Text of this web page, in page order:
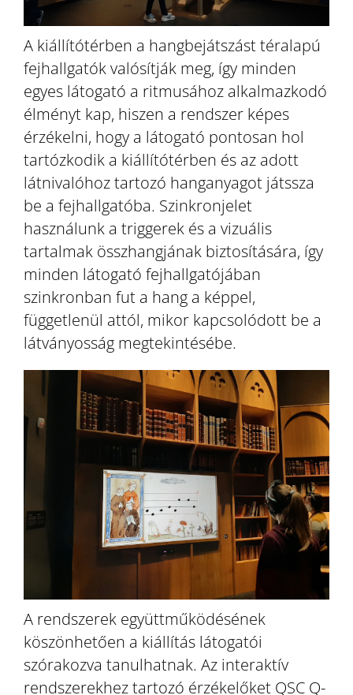
A kiállítótérben a hangbejátszást téralapú
fejhallgatók valósítják meg, így minden
egyes látogató a ritmusához alkalmazkodó
élményt kap, hiszen a rendszer képes
érzékelni, hogy a látogató pontosan hol
tartózkodik a kiállítótérben és az adott
látnivalóhoz tartozó hanganyagot játssza
be a fejhallgatóba. Szinkronjelet
használunk a triggerek és a vizuális
tartalmak összhangjának biztosítására, így
minden látogató fejhallgatójában
szinkronban fut a hang a képpel,
függetlenül attól, mikor kapcsolódott be a
látványosság megtekintésébe.
A rendszerek együttműködésének
köszönhetően a kiállítás látogatói
szórakozva tanulhatnak. Az interaktív
rendszerekhez tartozó érzékelőket QSC Q-